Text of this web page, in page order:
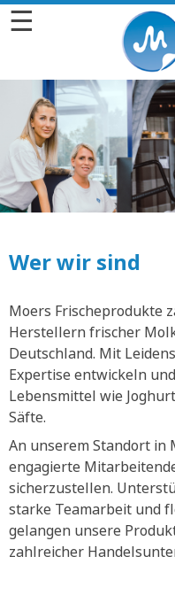
☰
Wer wir sind
Moers Frischeprodukte
Herstellern frischer
Deutschland. Mit
Expertise entwickeln
Lebensmittel wie
Säfte.
An unserem Standort in
engagierte
sicherzustellen.
starke Teamarbeit und
gelangen unsere
zahlreicher